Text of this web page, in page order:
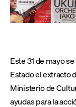
Este 31 de mayo
Estado el extracto
Ministerio de
ayudas para la